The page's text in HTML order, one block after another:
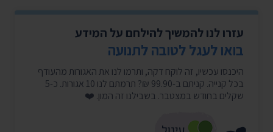
עזרו לנו להמשיך להילחם על המידע
בואו לעגל לטובה לתנועה
היכנסו עכשיו, זה לוקח דקה, ותרמו לנו את האגורות מהעודף
בכל קנייה. קניתם ב-99.90 ₪? תרמתם לנו 10 אגורות. כ-5
שקלים בחודש במצטבר. בשבילנו זה המון. ❤️